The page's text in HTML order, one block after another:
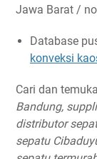
Jawa Barat /
Database
konveksi
Cari dan
Bandung,
distributor
sepatu